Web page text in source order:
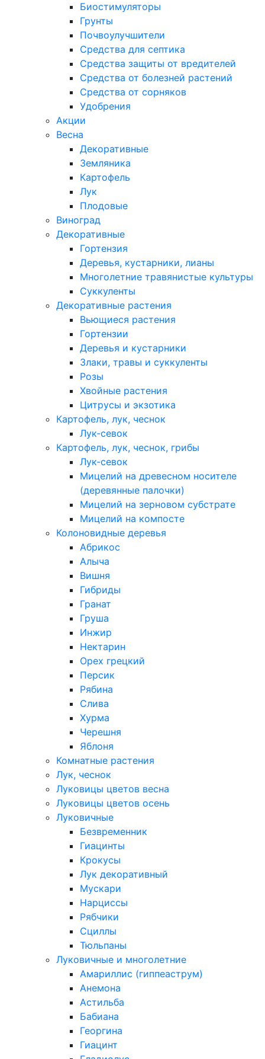
Биостимуляторы
Грунты
Почвоулучшители
Средства для септика
Средства защиты от вредителей
Средства от болезней растений
Средства от сорняков
Удобрения
Акции
Весна
Декоративные
Земляника
Картофель
Лук
Плодовые
Виноград
Декоративные
Гортензия
Деревья, кустарники, лианы
Многолетние травянистые культуры
Суккуленты
Декоративные растения
Вьющиеся растения
Гортензии
Деревья и кустарники
Злаки, травы и суккуленты
Розы
Хвойные растения
Цитрусы и экзотика
Картофель, лук, чеснок
Лук-севок
Картофель, лук, чеснок, грибы
Лук-севок
Мицелий на древесном носителе
(деревянные палочки)
Мицелий на зерновом субстрате
Мицелий на компосте
Колоновидные деревья
Абрикос
Алыча
Вишня
Гибриды
Гранат
Груша
Инжир
Нектарин
Орех грецкий
Персик
Рябина
Слива
Хурма
Черешня
Яблоня
Комнатные растения
Лук, чеснок
Луковицы цветов весна
Луковицы цветов осень
Луковичные
Безвременник
Гиацинты
Крокусы
Лук декоративный
Мускари
Нарциссы
Рябчики
Сциллы
Тюльпаны
Луковичные и многолетние
Амариллис (гиппеаструм)
Анемона
Астильба
Бабиана
Георгина
Гиацинт